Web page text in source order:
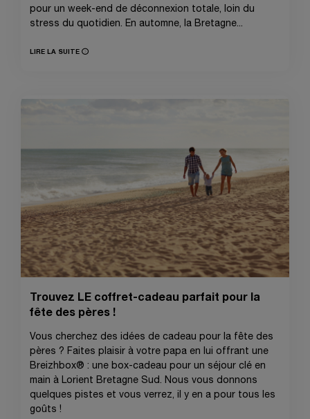
pour un week-end de déconnexion totale, loin du
stress du quotidien. En automne, la Bretagne...
LIRE LA SUITE
Trouvez LE coffret-cadeau parfait pour la
fête des pères !
Vous cherchez des idées de cadeau pour la fête des
pères ? Faites plaisir à votre papa en lui offrant une
Breizhbox® : une box-cadeau pour un séjour clé en
main à Lorient Bretagne Sud. Nous vous donnons
quelques pistes et vous verrez, il y en a pour tous les
goûts !